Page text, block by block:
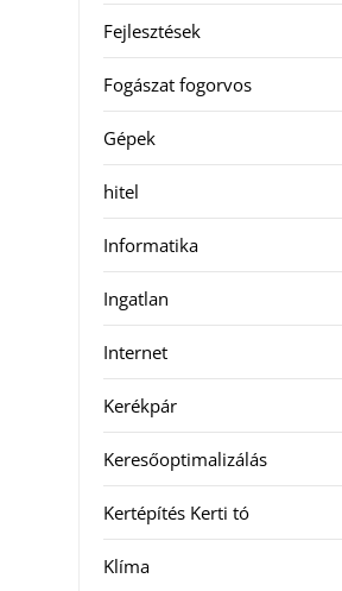
Fejlesztések
Fogászat fogorvos
Gépek
hitel
Informatika
Ingatlan
Internet
Kerékpár
Keresőoptimalizálás
Kertépítés Kerti tó
Klíma